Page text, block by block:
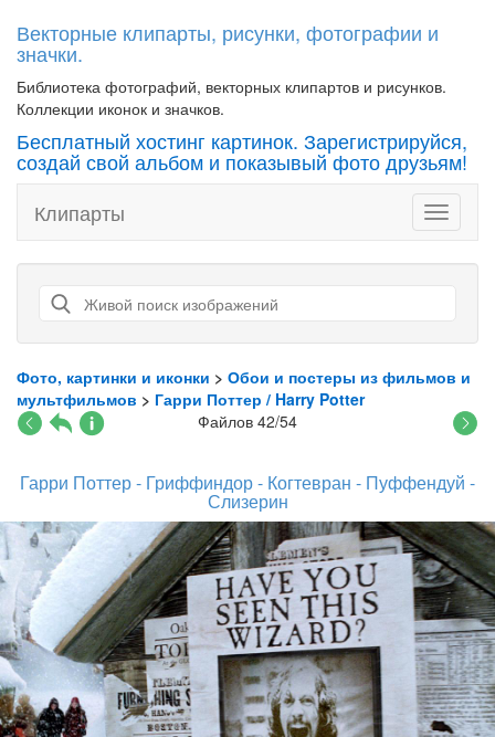
Векторные клипарты, рисунки, фотографии и
значки.
Библиотека фотографий, векторных клипартов и рисунков.
Коллекции иконок и значков.
Бесплатный хостинг картинок. Зарегистрируйся,
создай свой альбом и показывый фото друзьям!
Toggle
Клипарты
Фото, картинки и иконки > Обои и постеры из фильмов и
мультфильмов > Гарри Поттер / Harry Potter
Файлов 42/54
Гарри Поттер - Гриффиндор - Когтевран - Пуффендуй -
Слизерин